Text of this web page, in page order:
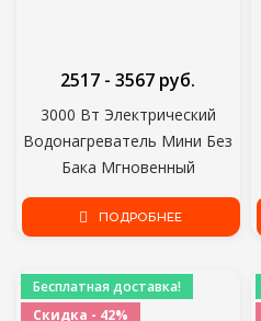
3000 Вт Электрический
Водонагреватель Мини Без
Бака Мгновенный
Водонагреватель Кухня
Ванная Комната Душ
Отопление ЕС Штекер 220 В
2517 - 3567 руб.
ПОДРОБНЕЕ
Бесплатная доставка!
Скидка - 42%